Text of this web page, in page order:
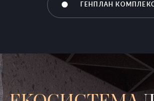
ГЕНПЛАН